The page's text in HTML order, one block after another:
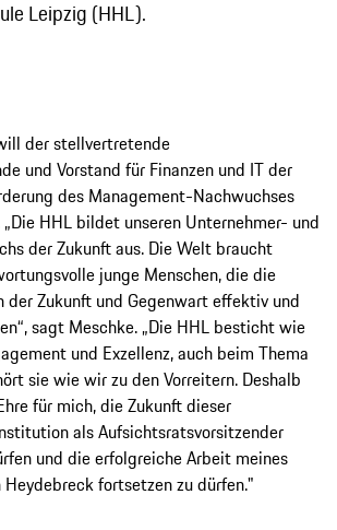
Leipzig (HHL).
der stellvertretende
und Vorstand für Finanzen und IT der
des Management-Nachwuchses
HHL bildet unseren Unternehmer- und
der Zukunft aus. Die Welt braucht
junge Menschen, die die
der Zukunft und Gegenwart effektiv und
sagt Meschke. „Die HHL besticht wie
und Exzellenz, auch beim Thema
sie wie wir zu den Vorreitern. Deshalb
für mich, die Zukunft dieser
als Aufsichtsratsvorsitzender
und die erfolgreiche Arbeit meines
Heydebreck fortsetzen zu dürfen."